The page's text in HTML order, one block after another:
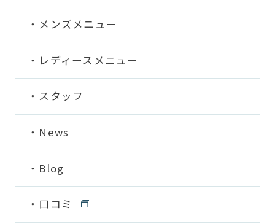
メンズメニュー
レディースメニュー
スタッフ
News
Blog
口コミ